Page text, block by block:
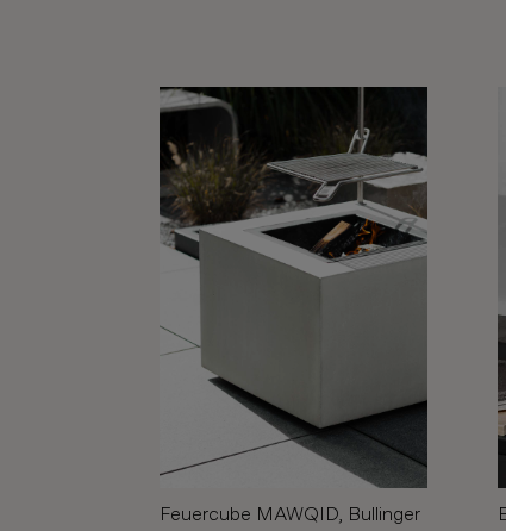
Feuercube MAWQID, Bullinger